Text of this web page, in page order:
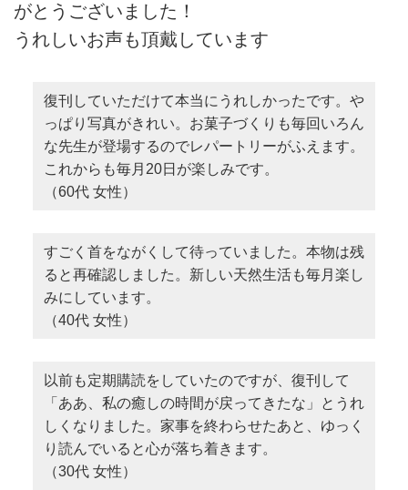
がとうございました！
うれしいお声も頂戴しています
復刊していただけて本当にうれしかったです。や
っぱり写真がきれい。お菓子づくりも毎回いろん
な先生が登場するのでレパートリーがふえます。
これからも毎月20日が楽しみです。
（60代 女性）
すごく首をながくして待っていました。本物は残
ると再確認しました。新しい天然生活も毎月楽し
みにしています。
（40代 女性）
以前も定期購読をしていたのですが、復刊して
「ああ、私の癒しの時間が戻ってきたな」とうれ
しくなりました。家事を終わらせたあと、ゆっく
り読んでいると心が落ち着きます。
（30代 女性）